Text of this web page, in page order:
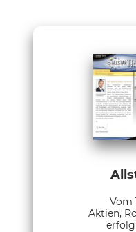
Vom
Aktien,